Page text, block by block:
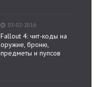
03-02-2016
Fallout 4: чит-коды на
оружие, броню,
предметы и пупсов